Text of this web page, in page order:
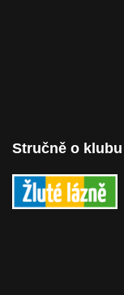
Stručně o klubu